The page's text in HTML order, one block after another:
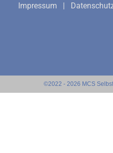
Impressum |
©2022 - 2026 MCS